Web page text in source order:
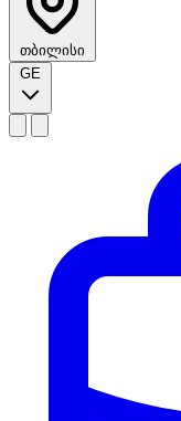
თბილისი
GE